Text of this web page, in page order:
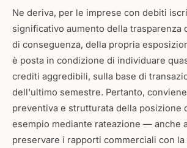
Ne deriva, per le imprese con debiti
significativo aumento della trasparenza
di conseguenza, della propria
è posta in condizione di individuare
crediti aggredibili, sulla base di
dell'ultimo semestre. Pertanto,
preventiva e strutturata della posizione
esempio mediante rateazione — anche
preservare i rapporti commerciali con la